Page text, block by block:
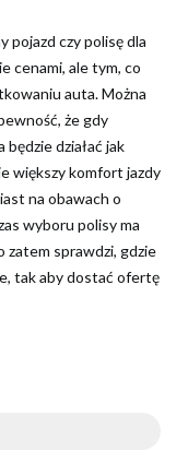
pojazd czy polisę dla
cenami, ale tym, co
auta. Można
że gdy
działać jak
większy komfort jazdy
na obawach o
wyboru polisy ma
zatem sprawdzi, gdzie
tak aby dostać ofertę